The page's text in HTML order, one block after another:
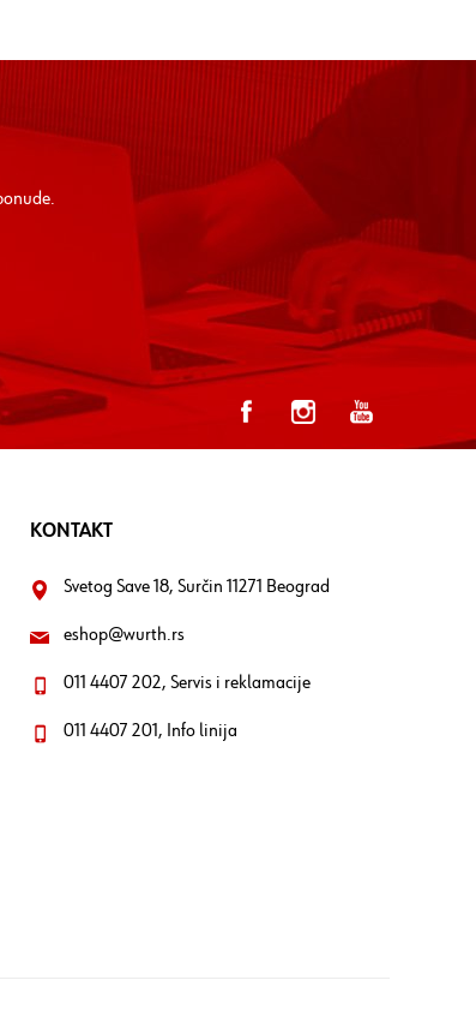
KONTAKT
Svetog Save 18, Surčin 11271 Beograd
eshop@wurth.rs
011 4407 202, Servis i reklamacije
011 4407 201, Info linija